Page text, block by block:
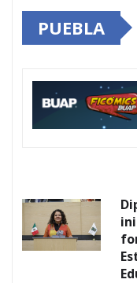
PUEBLA